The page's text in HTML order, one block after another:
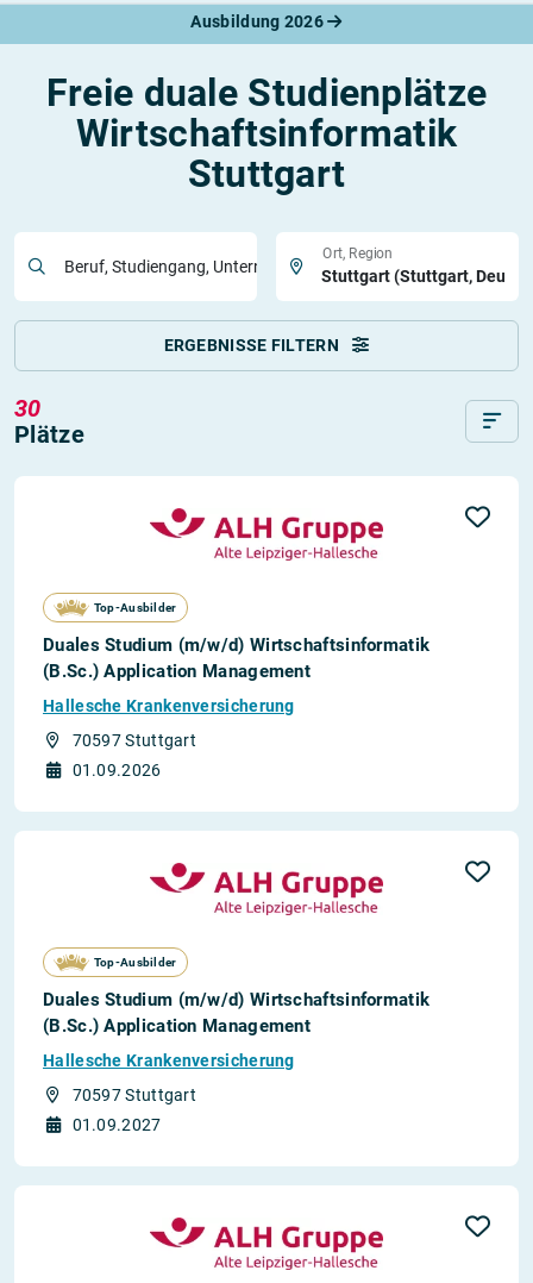
Ausbildung 2026
Freie duale Studienplätze
Wirtschaftsinformatik
Stuttgart
Beruf, Studiengang, Unternehmen
Ort, Region
ERGEBNISSE FILTERN
30
Plätze
Top-Ausbilder
Duales Studium (m/w/d) Wirtschaftsinformatik
(B.Sc.) Application Management
Hallesche Krankenversicherung
70597 Stuttgart
01.09.2026
Top-Ausbilder
Duales Studium (m/w/d) Wirtschaftsinformatik
(B.Sc.) Application Management
Hallesche Krankenversicherung
70597 Stuttgart
01.09.2027